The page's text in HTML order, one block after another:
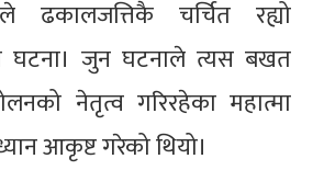
ढकालजत्तिकै चर्चित रह्यो
घटना। जुन घटनाले त्यस बखत
नेतृत्व गरिरहेका महात्मा
आकृष्ट गरेको थियो।